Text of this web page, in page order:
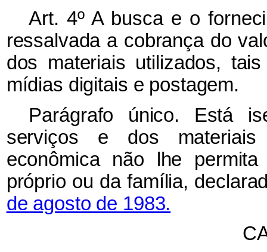
Art. 4º A busca e o
ressalvada a cobrança do
dos materiais utilizados,
mídias digitais e postagem.
Parágrafo único. Está
serviços e dos materiais
econômica não lhe
próprio ou da família,
de agosto de 1983.